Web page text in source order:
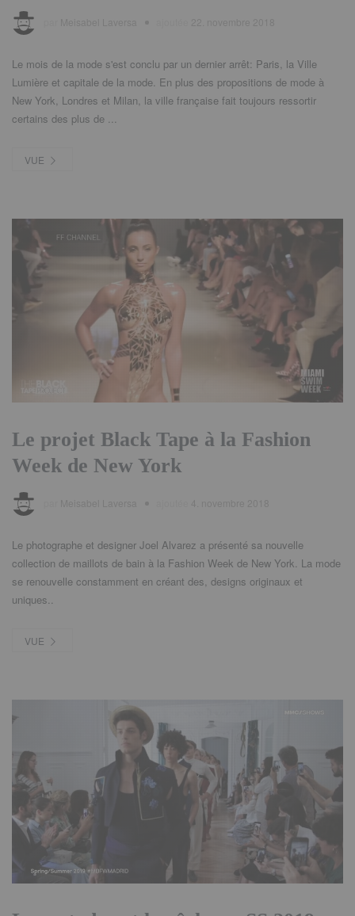
Le mois de la mode s'est conclu par un dernier arrêt: Paris, la Ville
Lumière et capitale de la mode. En plus des propositions de mode à
New York, Londres et Milan, la ville française fait toujours ressortir
certains des plus de ...
VUE
Le projet Black Tape à la Fashion
Week de New York
Le photographe et designer Joel Alvarez a présenté sa nouvelle
collection de maillots de bain à la Fashion Week de New York. La mode
se renouvelle constamment en créant des, designs originaux et
uniques..
VUE